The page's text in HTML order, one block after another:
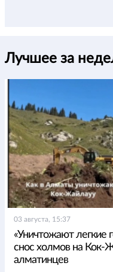
Лучшее за
03 августа, 15:37
«Уничтожают легкие
снос холмов на Кок-
алматинцев